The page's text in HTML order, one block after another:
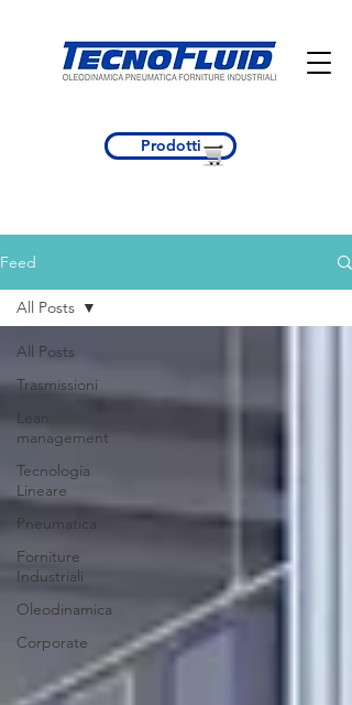
Prodotti
Feed
All Posts
Trasmissioni
Lean
management
Tecnologia
Lineare
Pneumatica
Forniture
Industriali
Oleodinamica
Corporate
All Posts